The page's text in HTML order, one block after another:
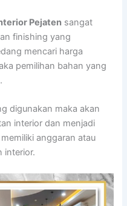
Pejaten sangat
finishing yang
mencari harga
pemilihan bahan yang
digunakan maka akan
interior dan menjadi
anggaran atau
interior.